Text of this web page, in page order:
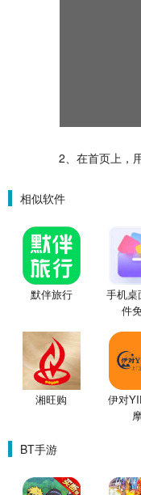
2、在首页上，
相似软件
默伴旅行
手机桌
件
湘旺购
伊对
BT手游